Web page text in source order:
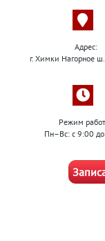
Адрес:
г. Химки Нагорное
Режим
Пн–Вс: с 9:00